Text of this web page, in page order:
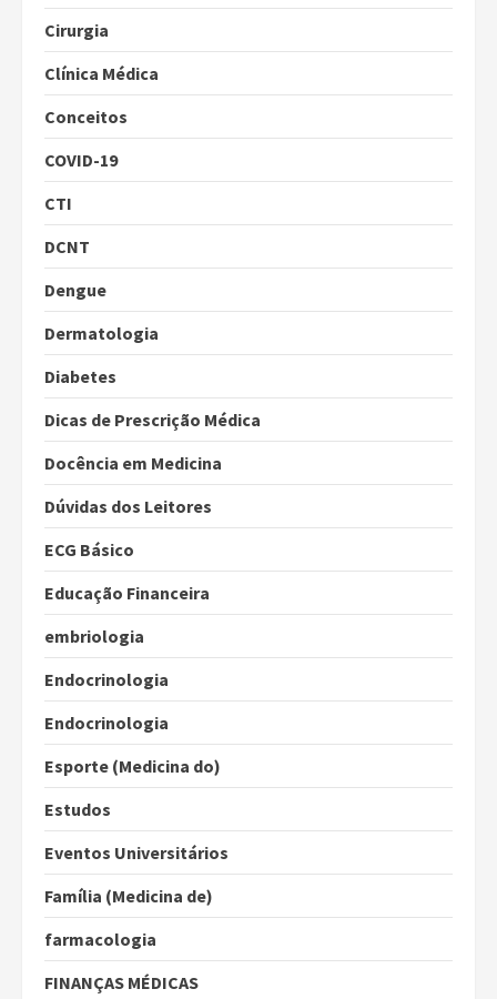
Cirurgia
Clínica Médica
Conceitos
COVID-19
CTI
DCNT
Dengue
Dermatologia
Diabetes
Dicas de Prescrição Médica
Docência em Medicina
Dúvidas dos Leitores
ECG Básico
Educação Financeira
embriologia
Endocrinologia
Endocrinologia
Esporte (Medicina do)
Estudos
Eventos Universitários
Família (Medicina de)
farmacologia
FINANÇAS MÉDICAS